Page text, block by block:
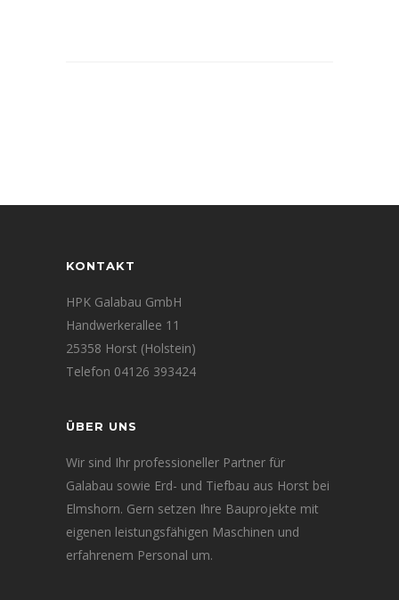
KONTAKT
HPK Galabau GmbH
Handwerkerallee 11
25358 Horst (Holstein)
Telefon 04126 393424
ÜBER UNS
Wir sind Ihr professioneller Partner für
Galabau sowie Erd- und Tiefbau aus Horst bei
Elmshorn. Gern setzen Ihre Bauprojekte mit
eigenen leistungsfähigen Maschinen und
erfahrenem Personal um.